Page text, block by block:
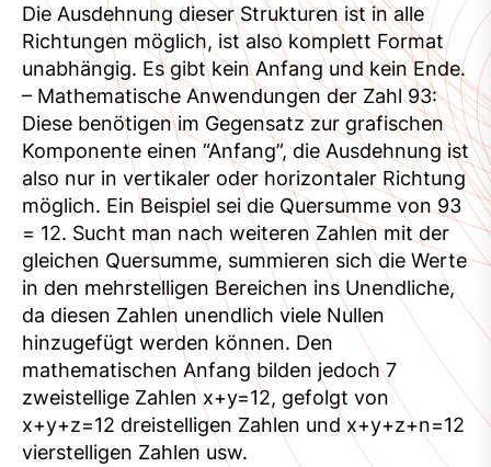
Die Ausdehnung dieser Strukturen ist in alle
Richtungen möglich, ist also komplett Format
unabhängig. Es gibt kein Anfang und kein Ende.
– Mathematische Anwendungen der Zahl 93:
Diese benötigen im Gegensatz zur grafischen
Komponente einen “Anfang”, die Ausdehnung ist
also nur in vertikaler oder horizontaler Richtung
möglich. Ein Beispiel sei die Quersumme von 93
= 12. Sucht man nach weiteren Zahlen mit der
gleichen Quersumme, summieren sich die Werte
in den mehrstelligen Bereichen ins Unendliche,
da diesen Zahlen unendlich viele Nullen
hinzugefügt werden können. Den
mathematischen Anfang bilden jedoch 7
zweistellige Zahlen x+y=12, gefolgt von
x+y+z=12 dreistelligen Zahlen und x+y+z+n=12
vierstelligen Zahlen usw.